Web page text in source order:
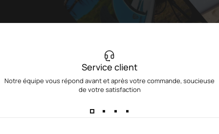
Service client
Notre équipe vous répond avant et après votre commande, soucieuse
de votre satisfaction